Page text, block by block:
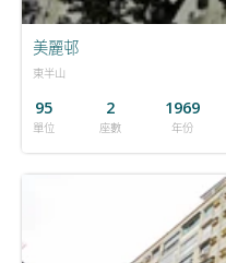
美麗邨
東半山
95
單位
2
座數
1969
年份